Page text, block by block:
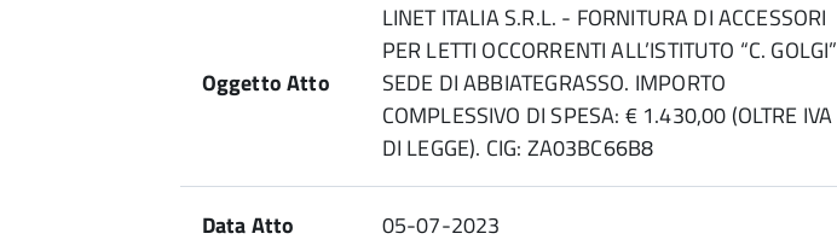
Oggetto Atto
LINET ITALIA S.R.L. - FORNITURA DI ACCESSORI
PER LETTI OCCORRENTI ALL’ISTITUTO “C. GOLGI”
SEDE DI ABBIATEGRASSO. IMPORTO
COMPLESSIVO DI SPESA: € 1.430,00 (OLTRE IVA
DI LEGGE). CIG: ZA03BC66B8
Data Atto 05-07-2023